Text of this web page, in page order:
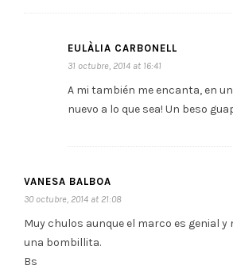
EULÀLIA CARBONELL
31 octubre, 2014 at 16:41
A mi también me encanta, en
nuevo a lo que sea! Un beso
VANESA BALBOA
30 octubre, 2014 at 21:08
Muy chulos aunque el marco es genial y
una bombillita.
Bs